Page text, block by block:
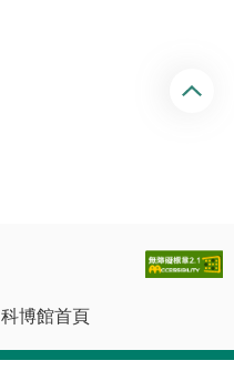
科博館首頁
回
頂
端